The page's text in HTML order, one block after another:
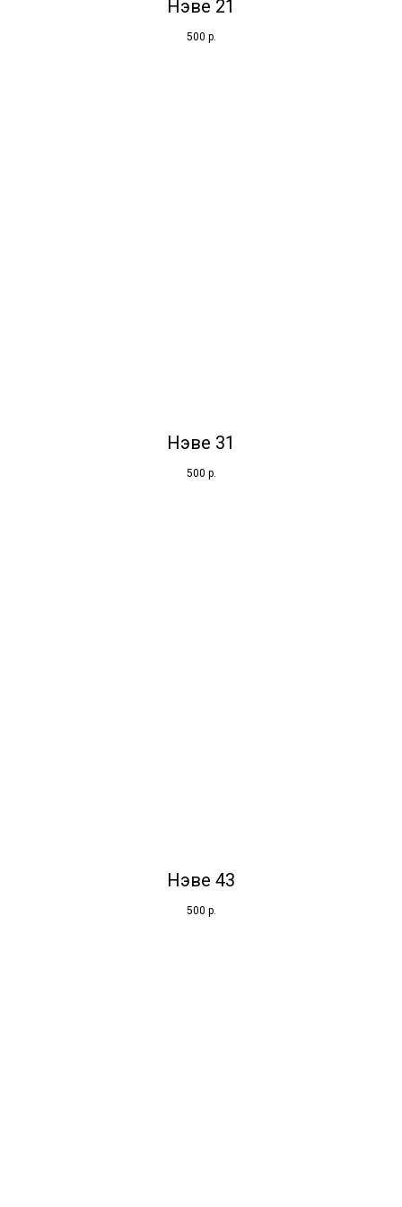
Нэве 21
500 р.
Нэве 31
500 р.
Нэве 43
500 р.